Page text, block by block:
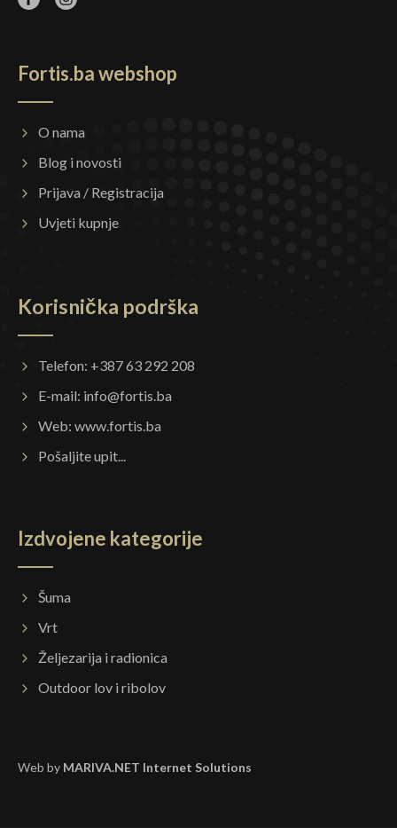
Fortis.ba webshop
O nama
Blog i novosti
Prijava / Registracija
Uvjeti kupnje
Korisnička podrška
Telefon: +387 63 292 208
E-mail: info@fortis.ba
Web: www.fortis.ba
Pošaljite upit...
Izdvojene kategorije
Šuma
Vrt
Željezarija i radionica
Outdoor lov i ribolov
Web by MARIVA.NET Internet Solutions